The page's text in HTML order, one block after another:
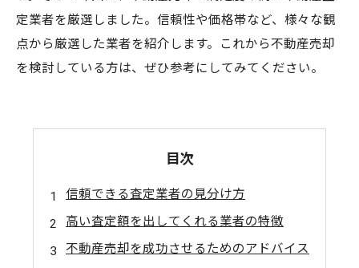
定業者を厳選しました。信頼性や価格帯など、様々な観
点から厳選した業者を紹介します。これから不動産売却
を検討している方は、ぜひ参考にしてみてください。
目次
信頼できる査定業者の見分け方
高い査定額を出してくれる業者の特徴
不動産売却を成功させるためのアドバイス